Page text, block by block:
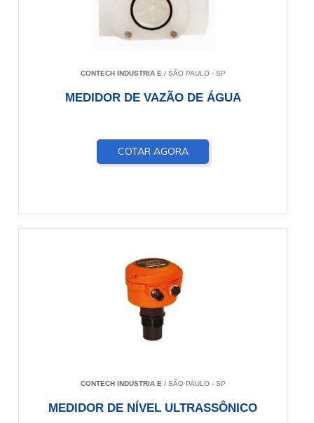
CONTECH INDUSTRIA E / SÃO PAULO - SP
MEDIDOR DE VAZÃO DE ÁGUA
COTAR AGORA
CONTECH INDUSTRIA E / SÃO PAULO - SP
MEDIDOR DE NÍVEL ULTRASSÔNICO